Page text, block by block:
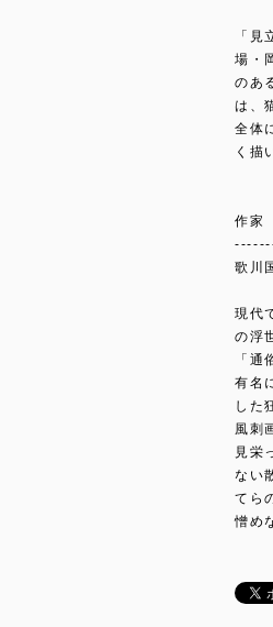
「
場・
のあ
は、
全体
く描
作家
歌川
現代
の浮
「
有名
した
風刺
見栄
ない
てら
憎め